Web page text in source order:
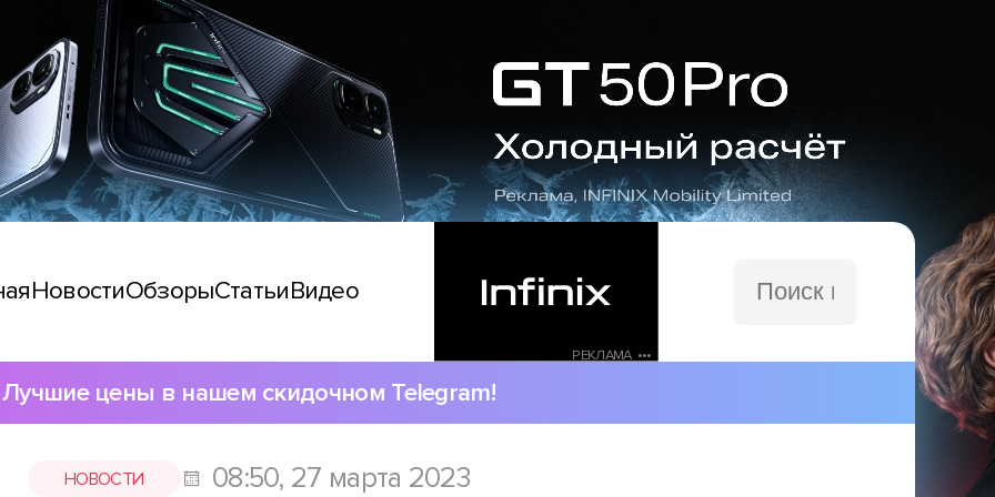
НовостиОбзорыСтатьиВидео
РЕКЛАМА •••
сайту
Лучшие цены в нашем скидочном Telegram!
НОВОСТИ 08:50, 27 марта 2023